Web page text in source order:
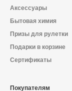
губами
Аксессуары
Бытовая химия
Призы для рулетки
Подарки в корзине
Сертификаты
Покупателям